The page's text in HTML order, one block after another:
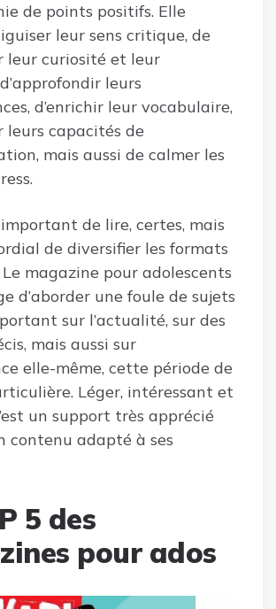
de points positifs. Elle
leur sens critique, de
leur curiosité et leur
leurs
d’enrichir leur vocabulaire,
leurs capacités de
mais aussi de calmer les
de lire, certes, mais
de diversifier les formats
magazine pour adolescents
d’aborder une foule de sujets
sur l’actualité, sur des
mais aussi sur
elle-même, cette période de
Léger, intéressant et
un support très apprécié
contenu adapté à ses
5 des
pour ados